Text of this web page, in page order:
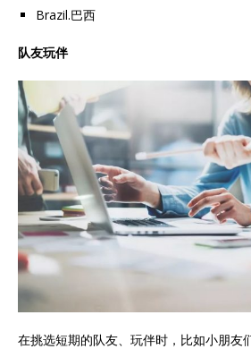
Brazil.巴西
队友玩伴
在挑选短期的队友、玩伴时，比如小朋友